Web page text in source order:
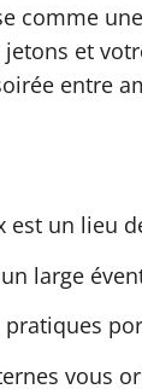
comme
jetons et
entre
est un lieu
large
pratiques
vous